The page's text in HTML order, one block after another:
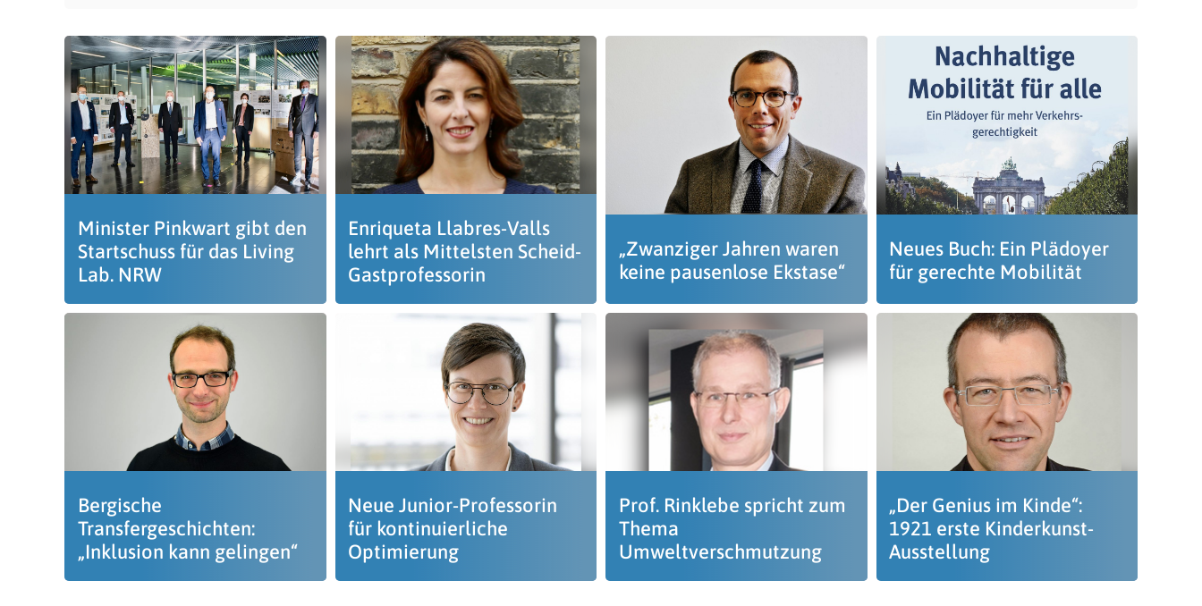
Minister Pinkwart gibt den
Startschuss für das Living
Lab. NRW
Enriqueta Llabres-Valls
lehrt als Mittelsten Scheid-
Gastprofessorin
„Zwanziger Jahren waren
keine pausenlose Ekstase“
Neues Buch: Ein Plädoyer
für gerechte Mobilität
Bergische
Transfergeschichten:
„Inklusion kann gelingen“
Neue Junior-Professorin
für kontinuierliche
Optimierung
Prof. Rinklebe spricht zum
Thema
Umweltverschmutzung
„Der Genius im Kinde“:
1921 erste Kinderkunst-
Ausstellung